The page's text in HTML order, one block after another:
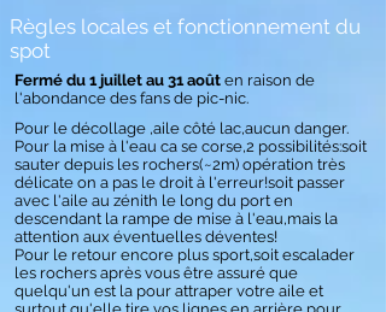
Règles locales et fonctionnement du
spot
Fermé du 1 juillet au 31 août en raison de
l'abondance des fans de pic-nic.
Pour le décollage ,aile côté lac,aucun danger.
Pour la mise à l'eau ca se corse,2 possibilités:soit
sauter depuis les rochers(~2m) opération très
délicate on a pas le droit à l'erreur!soit passer
avec l'aile au zénith le long du port en
descendant la rampe de mise à l'eau,mais la
attention aux éventuelles déventes!
Pour le retour encore plus sport,soit escalader
les rochers après vous être assuré que
quelqu'un est la pour attraper votre aile et